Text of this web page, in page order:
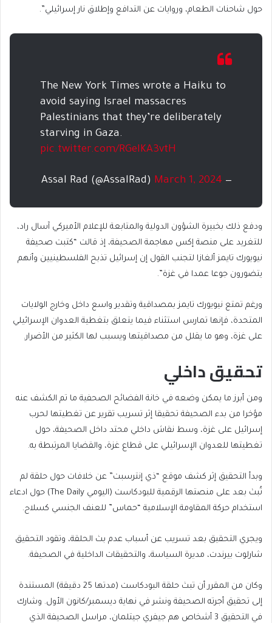
حول شاحنات الطعام، وروايات عن التدافع وإطلاق نار إسرائيلي”.
The New York Times wrote a Haiku to
avoid saying Israel massacres
Palestinians that they’re deliberately
starving in Gaza.
pic.twitter.com/RGeIKA3vtH
— Assal Rad (@AssalRad)
March 1, 2024
ودفع ذلك بخبيرة الشؤون الدولية والمتابعة للإعلام الأميركي آسال راد،
للتغريد على منصة إكس مهاجمة الصحيفة، إذ قالت “كتبت صحيفة
نيويورك تايمز ألغازا لتجنب القول إن إسرائيل تذبح الفلسطينيين وأنهم
يتضورون جوعا عمدا في غزة”.
ورغم تمتع نيويورك تايمز بمصداقية وتقدير واسع داخل وخارج الولايات
المتحدة، فإنها تمارس استثناء فيما يتعلق بتغطية العدوان الإسرائيلي
على غزة، وهو ما يقلل من مصداقيتها ويسبب لها الكثير من الأضرار.
تحقيق داخلي
ومن أبرز ما يمكن وضعه في خانة الفضائح الصحفية ما تم الكشف عنه
مؤخرا من بدء الصحيفة تحقيقا إثر تسريب تقرير عن تغطيتها لحرب
إسرائيل على غزة، وسط نقاش داخلي محتد داخل الصحيفة، حول
تغطيتها للعدوان الإسرائيلي على قطاع غزة، والقضايا المرتبطة به.
وبدأ التحقيق إثر كشف موقع “ذي إنترسبت” عن خلافات حول حلقة لم
تُبث بعد على منصتها الرقمية للبودكاست (اليومي The Daily) حول ادعاء
استخدام حركة المقاومة الإسلامية “حماس” للعنف الجنسي كسلاح.
ويجري التحقيق بعد تسريب عن أسباب عدم بث الحلقة، وتقود التحقيق
شارلوت بيرندت، مديرة السياسة، والتحقيقات الداخلية في الصحيفة.
وكان من المقرر أن تبث حلقة البودكاست (مدتها 25 دقيقة) المستندة
إلى تحقيق أجرته الصحيفة ونشر في نهاية ديسمبر/كانون الأول. وشارك
في التحقيق 3 أشخاص هم جيفري جيتلمان، مراسل الصحيفة الذي